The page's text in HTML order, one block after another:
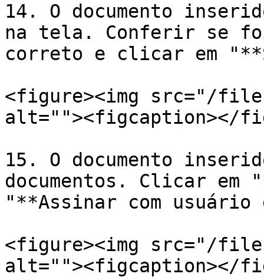
14. O documento
na tela. Conferir se
correto e clicar em
<figure><img src="/files/
alt=""><figcaption></
15. O documento
documentos. Clicar em
"**Assinar com usuário
<figure><img src="/files/
alt=""><figcaption></